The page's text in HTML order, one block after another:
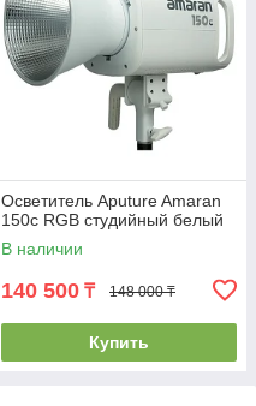
Осветитель Aputure Amaran
150c RGB студийный белый
В наличии
140 500 ₸ 148 000 ₸
Купить